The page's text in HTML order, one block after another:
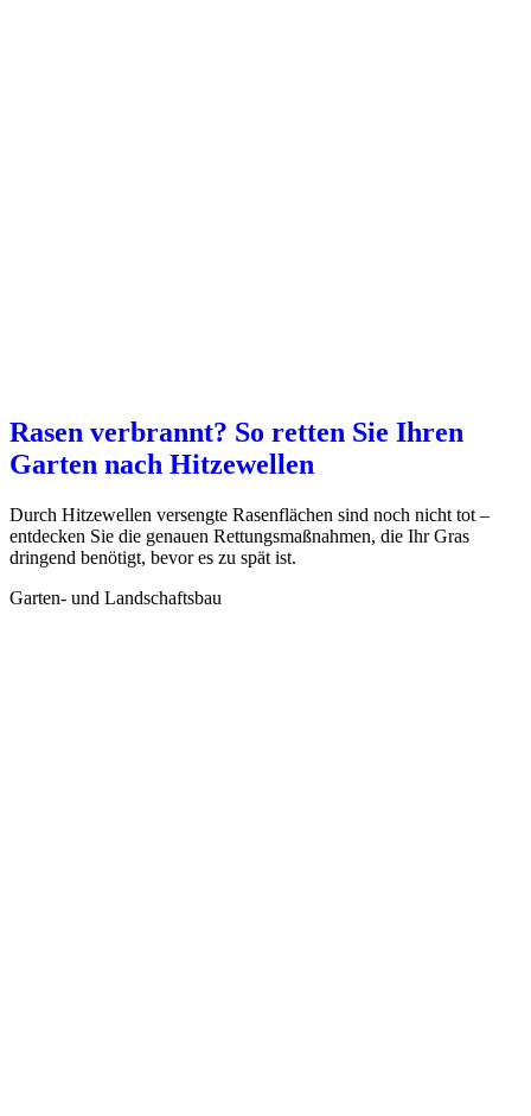
Rasen verbrannt? So retten Sie Ihren
Garten nach Hitzewellen
Durch Hitzewellen versengte Rasenflächen sind noch nicht tot –
entdecken Sie die genauen Rettungsmaßnahmen, die Ihr Gras
dringend benötigt, bevor es zu spät ist.
Garten- und Landschaftsbau